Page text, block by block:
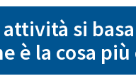
attività si
è la cosa più